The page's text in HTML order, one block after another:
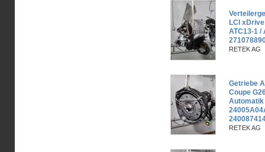
LCI
ATC13-1 /
RETEK AG
Getriebe
Coupe
Automatik
RETEK AG